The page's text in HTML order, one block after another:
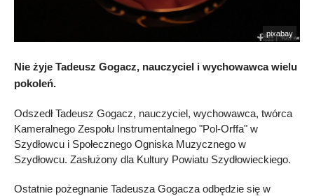
pixabay
Nie żyje Tadeusz Gogacz, nauczyciel i wychowawca wielu
pokoleń.
Odszedł Tadeusz Gogacz, nauczyciel, wychowawca, twórca
Kameralnego Zespołu Instrumentalnego "Pol-Orffa" w
Szydłowcu i Społecznego Ogniska Muzycznego w
Szydłowcu. Zasłużony dla Kultury Powiatu Szydłowieckiego.
Ostatnie pożegnanie Tadeusza Gogacza odbędzie się w